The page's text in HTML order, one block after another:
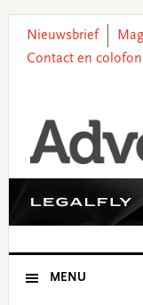
primary
main
primary
footer
Nieuwsbrief
Contact en colofon
MENU